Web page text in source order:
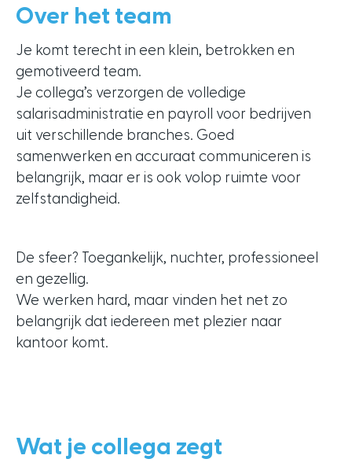
Over het team
Je komt terecht in een klein, betrokken en
gemotiveerd team.
Je collega’s verzorgen de volledige
salarisadministratie en payroll voor bedrijven
uit verschillende branches. Goed
samenwerken en accuraat communiceren is
belangrijk, maar er is ook volop ruimte voor
zelfstandigheid.
De sfeer? Toegankelijk, nuchter, professioneel
en gezellig.
We werken hard, maar vinden het net zo
belangrijk dat iedereen met plezier naar
kantoor komt.
Wat je collega zegt